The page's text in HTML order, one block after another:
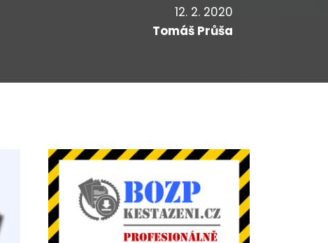
12. 2. 2020
Tomáš Průša